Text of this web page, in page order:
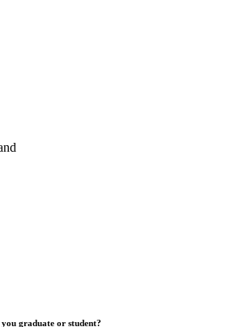
graduate or student?